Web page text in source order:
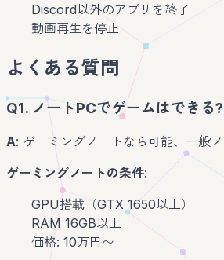
Discord以外のアプリを終了
動画再生を停止
よくある質問
Q1. ノートPCでゲームはできる?
A: ゲーミングノートなら可能、一般
ゲーミングノートの条件:
GPU搭載（GTX 1650以上）
RAM 16GB以上
価格: 10万円〜